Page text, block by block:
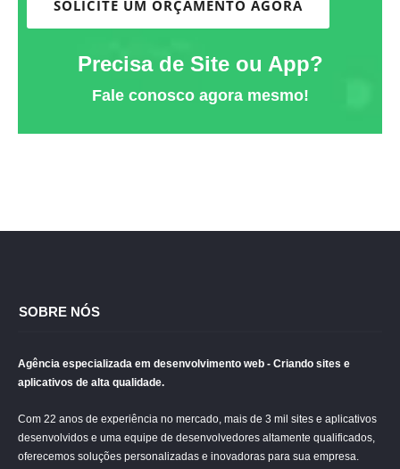
SOLICITE UM ORÇAMENTO AGORA
Precisa de Site ou App?
Fale conosco agora mesmo!
SOBRE NÓS
Agência especializada em desenvolvimento web - Criando sites e
aplicativos de alta qualidade.
Com 22 anos de experiência no mercado, mais de 3 mil sites e aplicativos
desenvolvidos e uma equipe de desenvolvedores altamente qualificados,
oferecemos soluções personalizadas e inovadoras para sua empresa.